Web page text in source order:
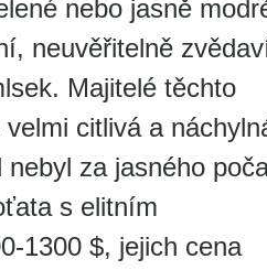
nebo jasně
neuvěřitelně
Majitelé těchto
citlivá a
za jasného
s elitním
1300 $, jejich cena